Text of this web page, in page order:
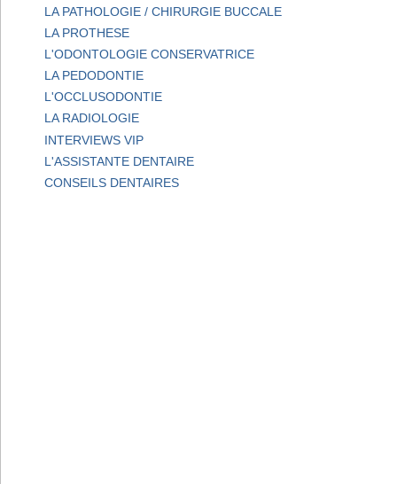
LA PATHOLOGIE / CHIRURGIE BUCCALE
LA PROTHESE
L'ODONTOLOGIE CONSERVATRICE
LA PEDODONTIE
L'OCCLUSODONTIE
LA RADIOLOGIE
INTERVIEWS VIP
L'ASSISTANTE DENTAIRE
CONSEILS DENTAIRES